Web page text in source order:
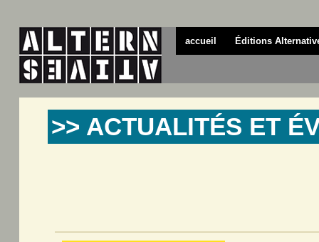
accueil Éditions
>> ACTUALITÉS ET